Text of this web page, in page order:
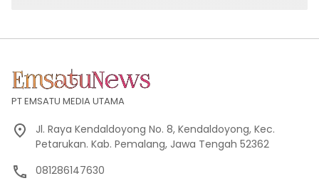
PT EMSATU MEDIA UTAMA
Jl. Raya Kendaldoyong No. 8, Kendaldoyong, Kec.
Petarukan. Kab. Pemalang, Jawa Tengah 52362
081286147630